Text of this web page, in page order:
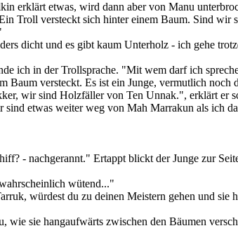
erklärt etwas, wird dann aber von Manu
Troll versteckt sich hinter einem Baum. Sind wir
dicht und es gibt kaum Unterholz - ich gehe
ich in der Trollsprache. "Mit wem darf ich
Baum versteckt. Es ist ein Junge, vermutlich
wir sind Holzfäller von Ten Unnak.", erklärt er
etwas weiter weg von Mah Marrakun als ich
- nachgerannt." Ertappt blickt der Junge zur
wütend..."
würdest du zu deinen Meistern gehen und
sie hangaufwärts zwischen den Bäumen